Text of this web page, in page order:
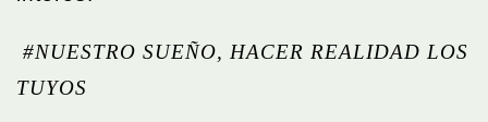
#NUESTRO SUEÑO, HACER REALIDAD LOS
TUYOS